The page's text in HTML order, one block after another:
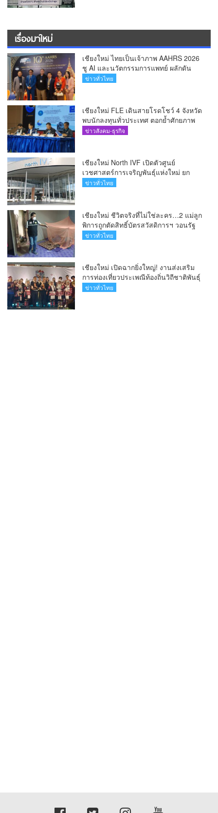
เรื่องมาใหม่
เชียงใหม่ ไทยเป็นเจ้าภาพ AAHRS 2026
ชู AI และนวัตกรรมการแพทย์ ผลักดัน
Medical Hub และศูนย์กลางปลูกผมแห่ง
ข่าวทั่วไทย
เชียงใหม่ FLE เดินสายโรดโชว์ 4 จังหวัด
พบนักลงทุนทั่วประเทศ ตอกย้ำศักยภาพ
ผู้นำธุรกิจระบบน้ำครบวงจร(คลิป)
ข่าวสังคม-ธุรกิจ
เชียงใหม่ North IVF เปิดตัวศูนย์
เวชศาสตร์การเจริญพันธุ์แห่งใหม่ ยก
ระดับเชียงใหม่สู่ ศูนย์กลางการรักษาผู้มี
ข่าวทั่วไทย
เชียงใหม่ ชีวิตจริงที่ไม่ใช่ละคร…2 แม่ลูก
พิการถูกตัดสิทธิ์บัตรสวัสดิการฯ วอนรัฐ
ทบทวนเกณฑ์ช่วยคนจน(คลิป)
ข่าวทั่วไทย
เชียงใหม่ เปิดฉากยิ่งใหญ่! งานส่งเสริม
การท่องเที่ยวประเพณีท้องถิ่นวิถีชาติพันธุ์
ล้านนา(คลิป)
ข่าวทั่วไทย